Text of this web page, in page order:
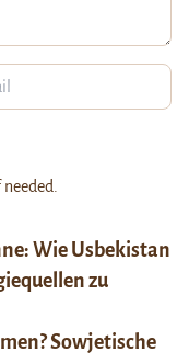
Wie Usbekistan
zu
Sowjetische